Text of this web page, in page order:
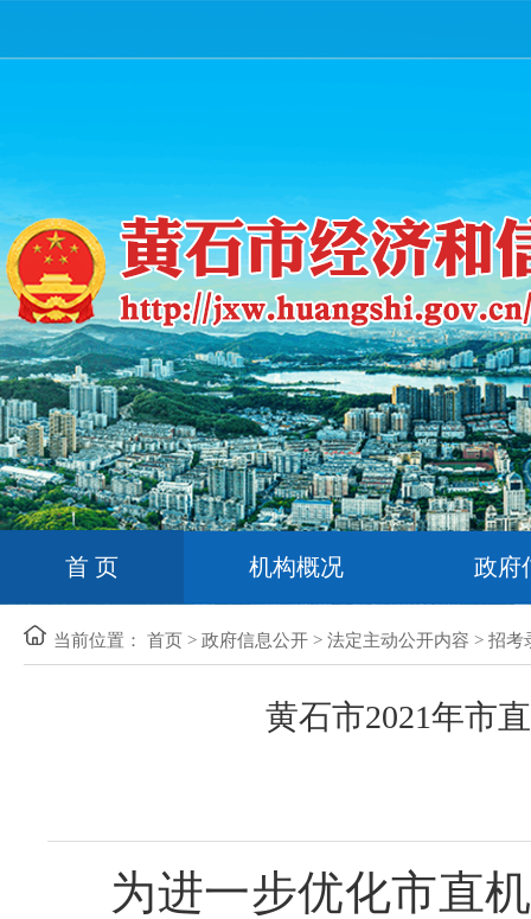
首 页 机构概况 政府
当前位置： 首页 > 政府信息公开 > 法定主动公开内容 > 招考
黄石市2021年市
为进一步优化市直